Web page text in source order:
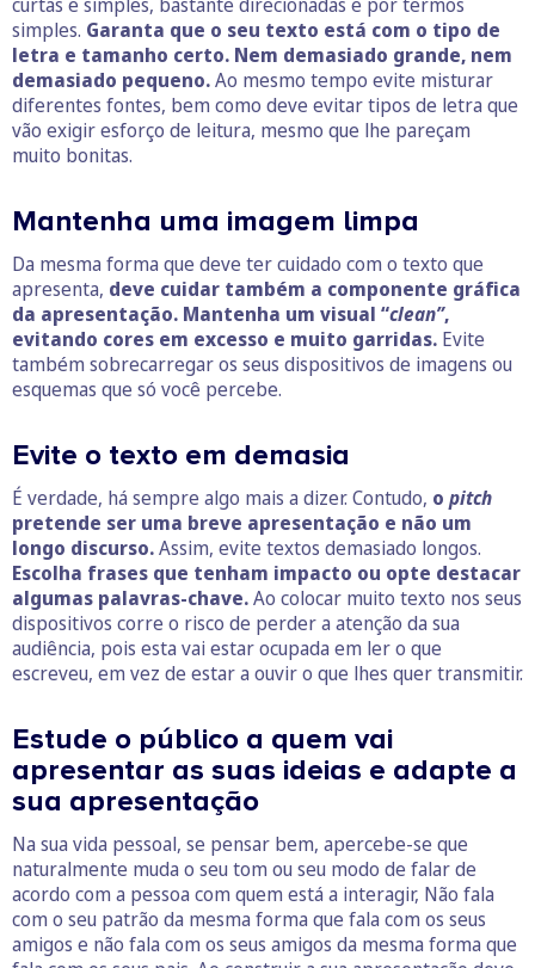
simples. Garanta que o seu texto está com o tipo de
letra e tamanho certo. Nem demasiado grande, nem
demasiado pequeno.Ao mesmo tempo evite misturar
diferentes fontes, bem como deve evitar tipos de letra que
vão exigir esforço de leitura, mesmo que lhe pareçam
muito bonitas.
Mantenha uma imagem limpa
Da mesma forma que deve ter cuidado com o texto que
apresenta, deve cuidar também a componente gráfica
da apresentação. Mantenha um visual “clean”,
evitando cores em excesso e muito garridas. Evite
também sobrecarregar os seus dispositivos de imagens ou
esquemas que só você percebe.
Evite o texto em demasia
É verdade, há sempre algo mais a dizer. Contudo, o pitch
pretende ser uma breve apresentação e não um
longo discurso.Assim, evite textos demasiado longos.
Escolha frases que tenham impacto ou opte destacar
algumas palavras-chave.Ao colocar muito texto nos seus
dispositivos corre o risco de perder a atenção da sua
audiência, pois esta vai estar ocupada em ler o que
escreveu, em vez de estar a ouvir o que lhes quer transmitir.
Estude o público a quem vai
apresentar as suas ideias e adapte a
sua apresentação
Na sua vida pessoal, se pensar bem, apercebe-se que
naturalmente muda o seu tom ou seu modo de falar de
acordo com a pessoa com quem está a interagir, Não fala
com o seu patrão da mesma forma que fala com os seus
amigos e não fala com os seus amigos da mesma forma que